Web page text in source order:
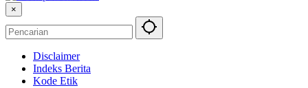
×
Disclaimer
Indeks Berita
Kode Etik